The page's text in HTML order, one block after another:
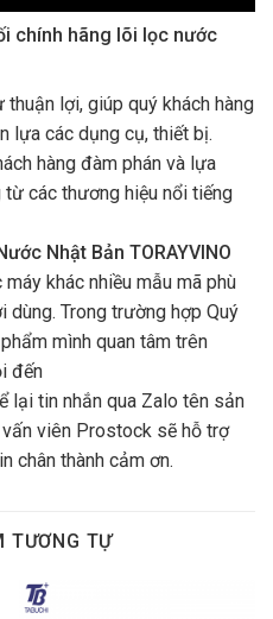
chính hãng lõi lọc nước
lợi, giúp quý khách hàng
lựa các dụng cụ, thiết bị.
hàng đàm phán và lựa
từ các thương hiệu nổi tiếng
Nhật Bản TORAYVINO
khác nhiều mẫu mã phù
Trong trường hợp Quý
mình quan tâm trên
đến
lại tin nhắn qua Zalo tên sản
viên Prostock sẽ hỗ trợ
chân thành cảm ơn.
TƯƠNG TỰ